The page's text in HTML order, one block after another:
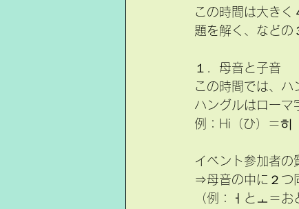
この時間は大きく
題を解く、などの
１．母音と子音
この時間では、ハ
ハングルはローマ
例：Hi（ひ）＝히
イベント参加者の
⇒母音の中に２つ
（例：ㅓとㅗ＝お